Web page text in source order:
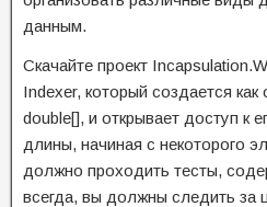
данным.
Скачайте проект
Indexer, который создается
double[], и открывает доступ к
длины, начиная с некоторого
должно проходить тесты,
всегда, вы должны следить за